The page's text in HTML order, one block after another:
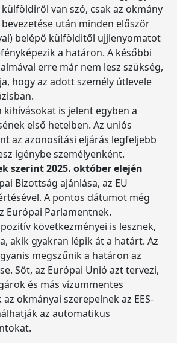
van szó, csak az okmány
bevezetése után minden először
belépő külfölditől ujjlenyomatot
a határon. A későbbi
erre már nem lesz szükség,
hogy az adott személy útlevele
kihívásokat is jelent egyben a
első heteiben. Az uniós
az azonosítási eljárás legfeljebb
igénybe személyenként.
szerint 2025. október elején
Bizottság ajánlása, az EU
A pontos dátumot még
Európai Parlamentnek.
következményei is lesznek,
akik gyakran lépik át a határt. Az
megszűnik a határon az
Sőt, az Európai Unió azt tervezi,
és más vízummentes
okmányai szerepelnek az EES-
az automatikus